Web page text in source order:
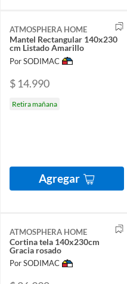
ATMOSPHERA HOME
Mantel Rectangular 140x230
cm Listado Amarillo
Por SODIMAC
$ 14.990
Retira mañana
Agregar
ATMOSPHERA HOME
Cortina tela 140x230cm
Gracia rosado
Por SODIMAC